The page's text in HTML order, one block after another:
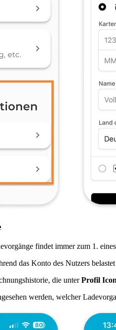
findet immer zum 1.
das Konto des Nutzers
die unterProfil Icon
werden, welcher